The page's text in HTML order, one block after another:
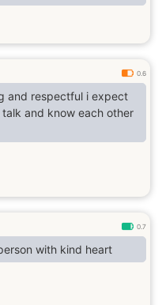
0.6
and respectful i expect
talk and know each other
0.7
with kind heart